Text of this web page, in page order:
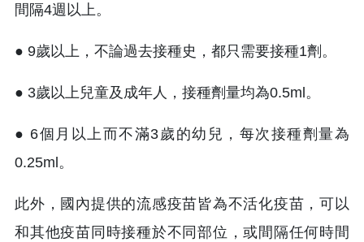
間隔4週以上。
● 9歲以上，不論過去接種史，都只需要接種1劑。
● 3歲以上兒童及成年人，接種劑量均為0.5ml。
● 6個月以上而不滿3歲的幼兒，每次接種劑量為
0.25ml。
此外，國內提供的流感疫苗皆為不活化疫苗，可以
和其他疫苗同時接種於不同部位，或間隔任何時間